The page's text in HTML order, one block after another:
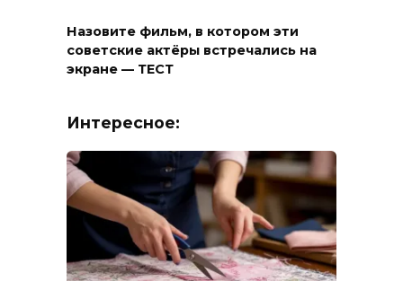
Назовите фильм, в котором эти
советские актёры встречались на
экране — ТЕСТ
Интересное: